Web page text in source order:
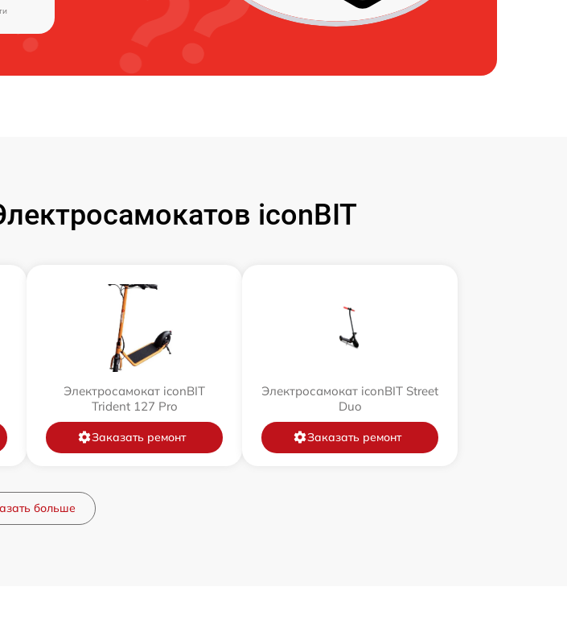
iconBIT
Электросамокат iconBIT
Trident 127 Pro
Заказать ремонт
Электросамокат iconBIT Street
Duo
Заказать ремонт
больше